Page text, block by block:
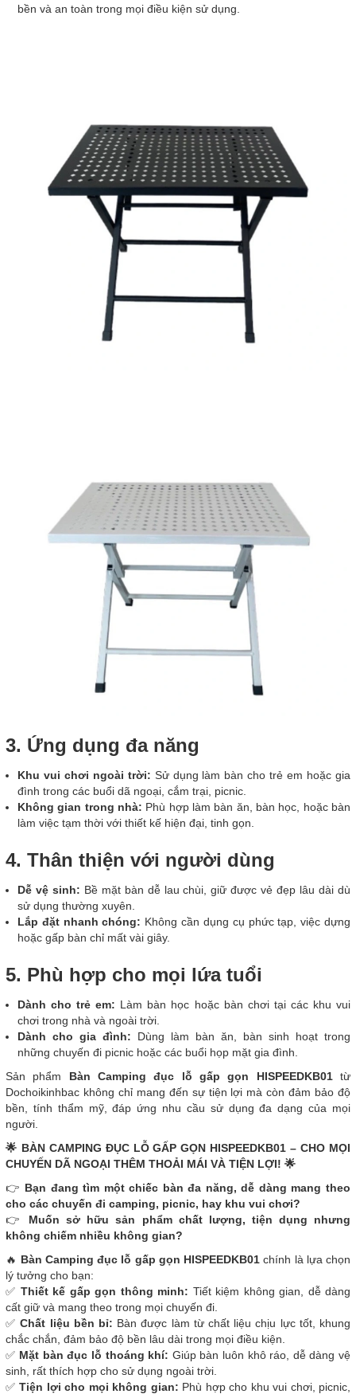
bền và an toàn trong mọi điều kiện sử dụng.
3. Ứng dụng đa năng
Khu vui chơi ngoài trời: Sử dụng làm bàn cho trẻ em hoặc gia
đình trong các buổi dã ngoại, cắm trại, picnic.
Không gian trong nhà: Phù hợp làm bàn ăn, bàn học, hoặc bàn
làm việc tạm thời với thiết kế hiện đại, tinh gọn.
4. Thân thiện với người dùng
Dễ vệ sinh: Bề mặt bàn dễ lau chùi, giữ được vẻ đẹp lâu dài dù
sử dụng thường xuyên.
Lắp đặt nhanh chóng: Không cần dụng cụ phức tạp, việc dựng
hoặc gấp bàn chỉ mất vài giây.
5. Phù hợp cho mọi lứa tuổi
Dành cho trẻ em: Làm bàn học hoặc bàn chơi tại các khu vui
chơi trong nhà và ngoài trời.
Dành cho gia đình: Dùng làm bàn ăn, bàn sinh hoạt trong
những chuyến đi picnic hoặc các buổi họp mặt gia đình.
Sản phẩm Bàn Camping đục lỗ gấp gọn HISPEEDKB01từ
Dochoikinhbac không chỉ mang đến sự tiện lợi mà còn đảm bảo độ
bền, tính thẩm mỹ, đáp ứng nhu cầu sử dụng đa dạng của mọi
người.
🌟 BÀN CAMPING ĐỤC LỖ GẤP GỌN HISPEEDKB01 – CHO MỌI
CHUYẾN DÃ NGOẠI THÊM THOẢI MÁI VÀ TIỆN LỢI! 🌟
👉 Bạn đang tìm một chiếc bàn đa năng, dễ dàng mang theo
cho các chuyến đi camping, picnic, hay khu vui chơi?
👉 Muốn sở hữu sản phẩm chất lượng, tiện dụng nhưng
không chiếm nhiều không gian?
🔥 Bàn Camping đục lỗ gấp gọn HISPEEDKB01 chính là lựa chọn
lý tưởng cho bạn:
✅ Thiết kế gấp gọn thông minh: Tiết kiệm không gian, dễ dàng
cất giữ và mang theo trong mọi chuyến đi.
✅Chất liệu bền bỉ: Bàn được làm từ chất liệu chịu lực tốt, khung
chắc chắn, đảm bảo độ bền lâu dài trong mọi điều kiện.
✅ Mặt bàn đục lỗ thoáng khí: Giúp bàn luôn khô ráo, dễ dàng vệ
sinh, rất thích hợp cho sử dụng ngoài trời.
✅ Tiện lợi cho mọi không gian: Phù hợp cho khu vui chơi, picnic,